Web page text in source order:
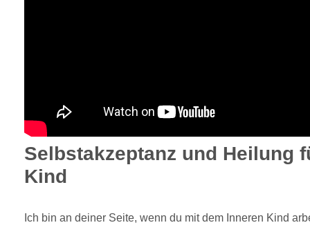
Selbstakzeptanz und Heilung
Kind
Ich bin an deiner Seite, wenn du mit dem Inneren Kind